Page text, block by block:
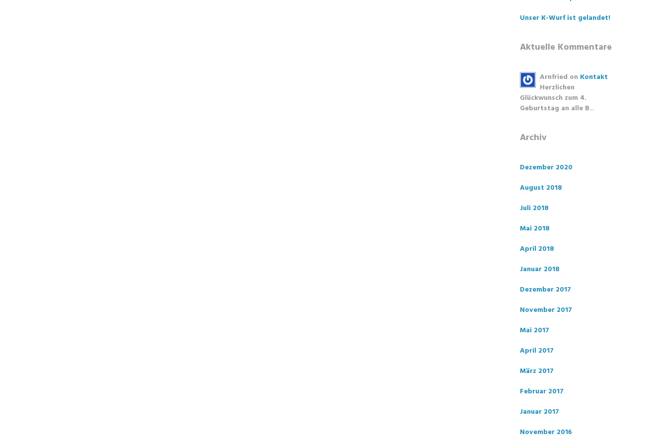
Unser K-Wurf ist gelandet!
Aktuelle Kommentare
Arnfried on Kontakt
Herzlichen
Glückwunsch zum 4.
Geburtstag an alle B...
Archiv
Dezember 2020
August 2018
Juli 2018
Mai 2018
April 2018
Januar 2018
Dezember 2017
November 2017
Mai 2017
April 2017
März 2017
Februar 2017
Januar 2017
November 2016